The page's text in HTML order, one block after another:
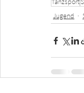
Jugend